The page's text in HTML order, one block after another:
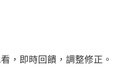
，即時回饋，調整修正。